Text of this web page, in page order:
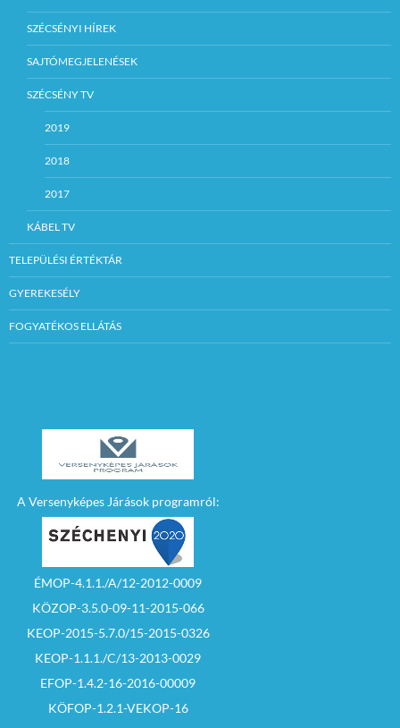
SZÉCSÉNYI HÍREK
SAJTÓMEGJELENÉSEK
SZÉCSÉNY TV
2019
2018
2017
KÁBEL TV
TELEPÜLÉSI ÉRTÉKTÁR
GYEREKESÉLY
FOGYATÉKOS ELLÁTÁS
A Versenyképes Járások programról:
ÉMOP-4.1.1./A/12-2012-0009
KÖZOP-3.5.0-09-11-2015-066
KEOP-2015-5.7.0/15-2015-0326
KEOP-1.1.1./C/13-2013-0029
EFOP-1.4.2-16-2016-00009
KÖFOP-1.2.1-VEKOP-16